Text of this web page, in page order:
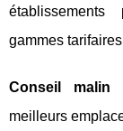
gammes
Conseil malin
meilleurs